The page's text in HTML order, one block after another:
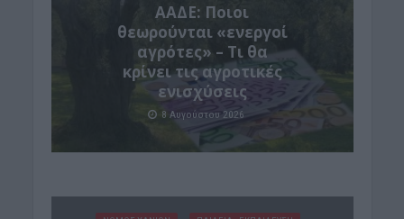
ΑΑΔΕ: Ποιοι
θεωρούνται «ενεργοί
αγρότες» – Τι θα
κρίνει τις αγροτικές
ενισχύσεις
8 Αυγούστου 2026